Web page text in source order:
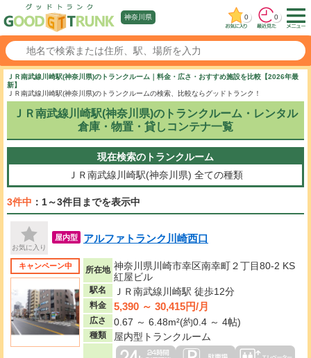
神奈川県 0 0
ＪＲ南武線川崎駅(神奈川県)のトランクルーム｜料金・広さ・おすすめ施設を比較【2026年最
新】
ＪＲ南武線川崎駅(神奈川県)のトランクルームの検索、比較ならグッドトランク！
ＪＲ南武線川崎駅(神奈川県)のトランクルーム・レンタル
倉庫・物置・貸しコンテナ一覧
現在検索のトランクルーム
ＪＲ南武線川崎駅(神奈川県) 全ての種類
3件中 ：1～3件目までを表示中
お気に入り
屋内型 アルファトランク川崎西口
キャンペーン中 所在地 神奈川県川崎市幸区南幸町２丁目80-2 KS
紅屋ビル
駅名 ＪＲ南武線川崎駅 徒歩12分
料金 5,390 ～ 30,415円/月
広さ 0.67 ～ 6.48m²(約0.4 ～ 4帖)
種類 屋内型トランクルーム